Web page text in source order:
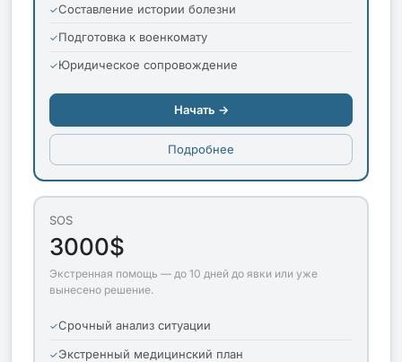
Составление истории болезни
Подготовка к военкомату
Юридическое сопровождение
Начать →
Подробнее
SOS
3000$
Экстренная помощь — до 10 дней до явки или уже
вынесено решение.
Срочный анализ ситуации
Экстренный медицинский план